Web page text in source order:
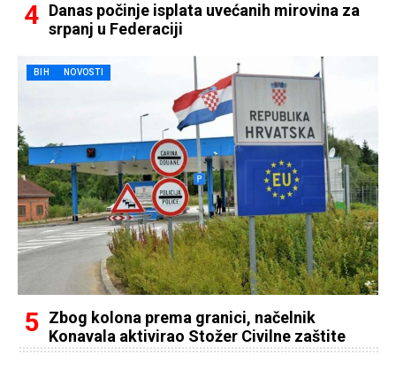
Danas počinje isplata uvećanih mirovina za
srpanj u Federaciji
BIH NOVOSTI
Zbog kolona prema granici, načelnik
Konavala aktivirao Stožer Civilne zaštite